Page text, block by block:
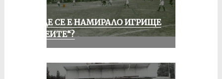
КЪДЕ СЕ Е НАМИРАЛО ИГРИЩЕ
„АЛЕИТЕ“?